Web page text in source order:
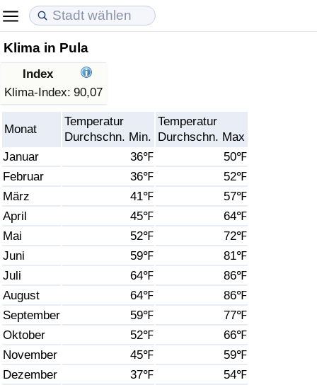
Klima in Pula
Index
Klima-Index: 90,07
Monat
Temperatur
Durchschn. Min.
Temperatur
Durchschn. Max
Januar
36℉
50℉
Februar
36℉
52℉
März
41℉
57℉
April
45℉
64℉
Mai
52℉
72℉
Juni
59℉
81℉
Juli
64℉
86℉
August
64℉
86℉
September
59℉
77℉
Oktober
52℉
66℉
November
45℉
59℉
Dezember
37℉ 54℉
Lebenshaltungskosten
Lebenshaltungskosten-Index (aktuell)
Lebenshaltungskosten-Index
Lebenshaltungskosten-Index nach Land
in Akaba
Immobilienpreise
Immobilienpreis-Index (aktuell)
Immobilienpreis-Index
Immobilienpreis-Index nach Land
Lebensqualität
Lebensqualität-Index
Lebensqualität-Index (aktuell)
Lebensqualitätsindex nach Land
Kriminalität
Kriminalitäts-Index (aktuell)
Kriminalitäts-Index
Kriminalitätsindex nach Land
Gesundheitsversorgung
Gesundheitsversorgungs-Index (aktuell)